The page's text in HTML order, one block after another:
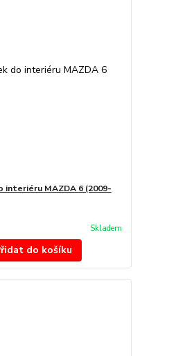
interiéru MAZDA 6 (2009-
Skladem
do košíku